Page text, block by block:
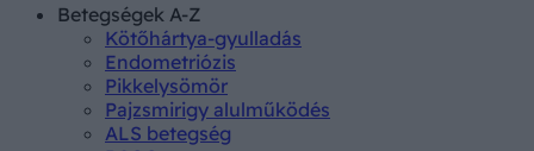
Betegségek A-Z
Kötőhártya-gyulladás
Endometriózis
Pikkelysömör
Pajzsmirigy alulműködés
ALS betegség